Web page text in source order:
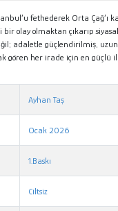
fethederek Orta Çağ’ı
olmaktan çıkarıp
adaletle güçlendirilmiş,
her irade için en güçlü
Ayhan Taş
Ocak 2026
1.Baskı
Ciltsiz